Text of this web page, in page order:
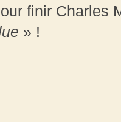
finir Charles
» !